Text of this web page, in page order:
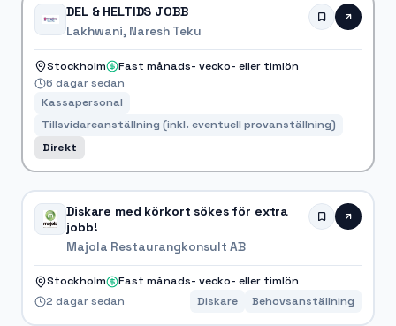
DEL & HELTIDS JOBB
Lakhwani, Naresh Teku
Stockholm
Fast månads- vecko- eller timlön
6 dagar sedan
Kassapersonal
Tillsvidareanställning (inkl. eventuell provanställning)
Direkt
Diskare med körkort sökes för extra
jobb!
Majola Restaurangkonsult AB
Stockholm
Fast månads- vecko- eller timlön
2 dagar sedan
Diskare Behovsanställning